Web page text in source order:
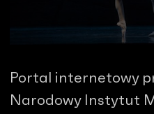
Portal internetowy
Narodowy Instytut